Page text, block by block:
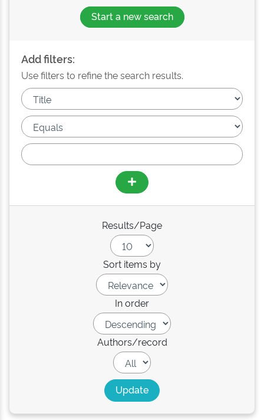
Start a new search
Add filters:
Use filters to refine the search results.
Results/Page
Sort items by
In order
Authors/record